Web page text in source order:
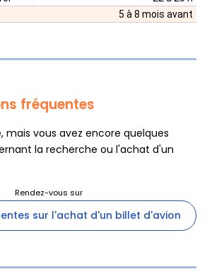
5 à 8 mois avant
fréquentes
mais vous avez encore quelques
la recherche ou l'achat d'un
sur l'achat d'un billet d'avion